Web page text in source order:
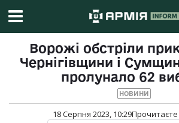
Ворожі обстріли
Чернігівщини і
пролунало 62
НОВИНИ
18 Серпня 2023, 10:29Прочитаєте